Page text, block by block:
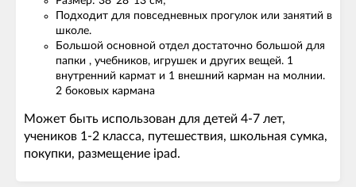
Подходит для повседневных прогулок или занятий в
школе.
Большой основной отдел достаточно большой для
папки , учебников, игрушек и других вещей. 1
внутренний кармат и 1 внешний карман на молнии.
2 боковых кармана
Может быть использован для детей 4-7 лет,
учеников 1-2 класса, путешествия, школьная сумка,
покупки, размещение ipad.